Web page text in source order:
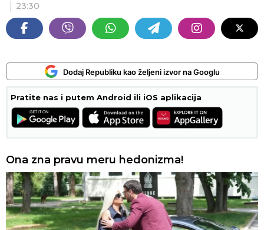
23:30
Dodaj Republiku kao željeni izvor na Googlu
Pratite nas i putem Android ili iOS aplikacija
Ona zna pravu meru hedonizma!